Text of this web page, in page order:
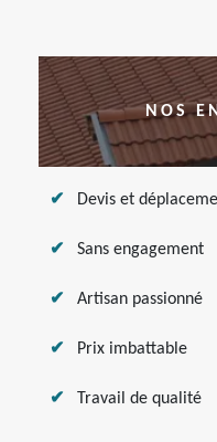
NOS
Devis et
Sans engagement
Artisan passionné
Prix imbattable
Travail de qualité